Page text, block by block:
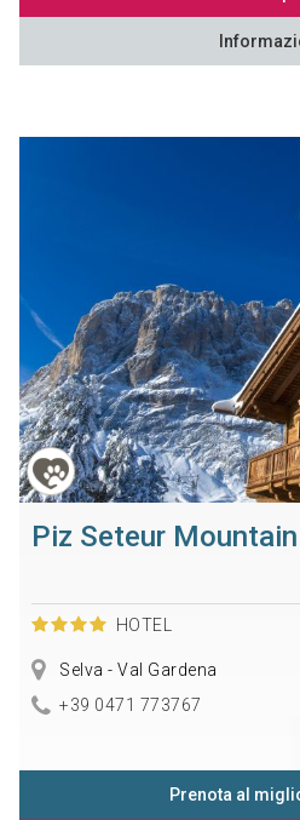
Piz Seteur
HOTEL
Selva - Val Gardena
+39 0471 773767
Prenota al